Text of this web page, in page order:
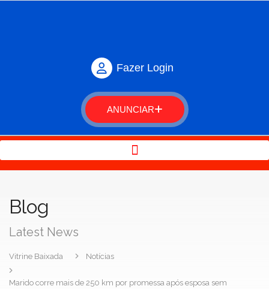
Fazer Login
ANUNCIAR
Blog
Latest News
Vitrine Baixada Notícias
Marido corre mais de 250 km por promessa após esposa sem